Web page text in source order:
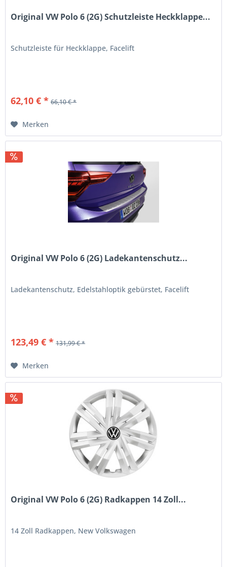
Original VW Polo 6 (2G) Schutzleiste Heckklappe...
Schutzleiste für Heckklappe, Facelift
62,10 € * 66,10 € *
Merken
Original VW Polo 6 (2G) Ladekantenschutz...
Ladekantenschutz, Edelstahloptik gebürstet, Facelift
123,49 € * 131,99 € *
Merken
Original VW Polo 6 (2G) Radkappen 14 Zoll...
14 Zoll Radkappen, New Volkswagen